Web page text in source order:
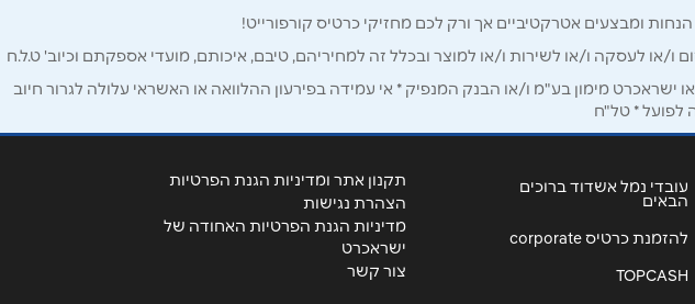
או לעסקה ו/או לשירות ו/או למוצר ובכלל זה למחיריהם, טיבם, איכותם, מועדי אספקתם וכיוב' ט.ל.ח
מימון בע"מ ו/או הבנק המנפיק * אי עמידה בפירעון ההלוואה או האשראי עלולה לגרור חיוב
לפועל * טל"ח
עובדי נמל אשדוד ברוכים
הבאים
להזמנת כרטיס corporate
TOPCASH
תקנון אתר ומדיניות הגנת הפרטיות
הצהרת נגישות
מדיניות הגנת הפרטיות האחודה של
ישראכרט
צור קשר